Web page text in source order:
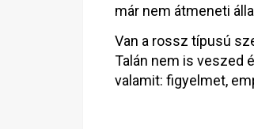
már nem átmeneti
Van a rossz típusú
Talán nem is veszed
valamit: figyelmet,